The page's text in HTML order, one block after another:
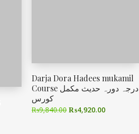
Darja Dora Hadees mukamil
Course درجہ دورہ حدیث مکمل
کورس
₨9,840.00 ₨4,920.00